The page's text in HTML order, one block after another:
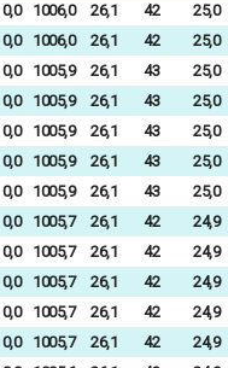
0,0 1006,0 26,1 42
25,0
0,0 1006,0 26,1 42
25,0
0,0 1005,9 26,1 43
25,0
0,0 1005,9 26,1 43
25,0
0,0 1005,9 26,1 43
25,0
0,0 1005,9 26,1 43
25,0
0,0 1005,9 26,1 43
25,0
0,0 1005,7 26,1 42
24,9
0,0 1005,7 26,1 42
24,9
0,0 1005,7 26,1 42
24,9
0,0 1005,7 26,1 42
24,9
0,0 1005,7 26,1 42
24,9